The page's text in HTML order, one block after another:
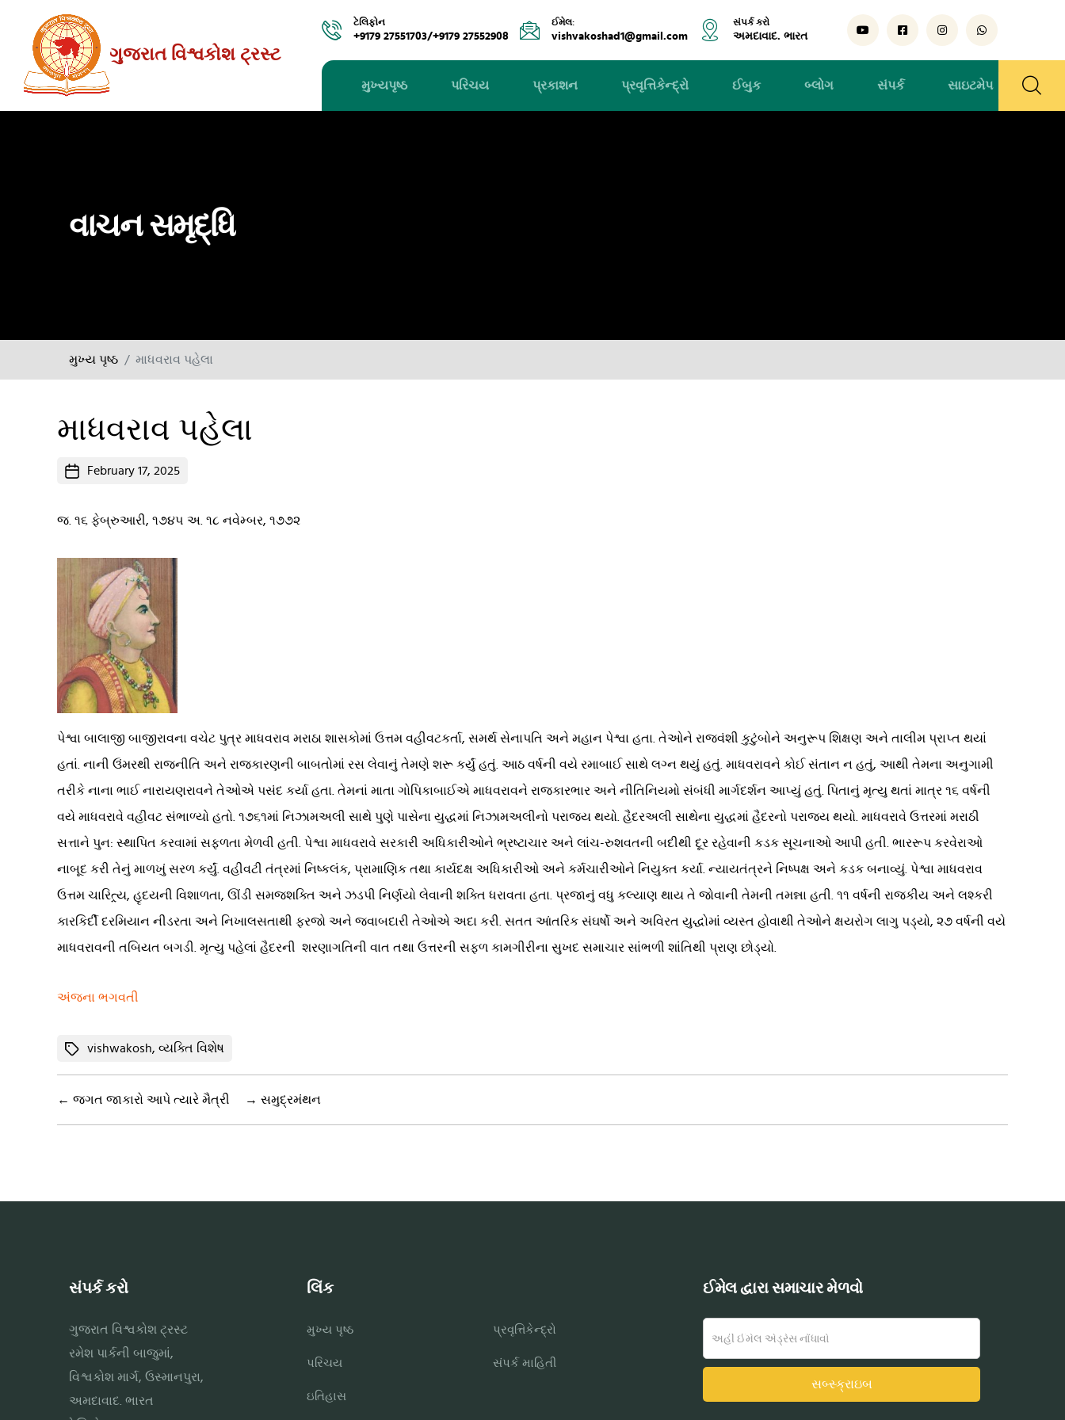
content
ગુજરાત વિશ્વકોશ ટ્રસ્ટ
ટેલિફોન
+9179 27551703/+9179 27552908
ઈમેલ:
vishvakoshad1@gmail.com
સંપર્ક કરો
અમદાવાદ. ભારત
મુખ્યપૃષ્ઠ પરિચય પ્રકાશન પ્રવૃત્તિકેન્દ્રો ઈબુક બ્લોગ સંપર્ક સાઇટમેપ
વાચન સમૃદ્ધિ
મુખ્ય પૃષ્ઠ માધવરાવ પહેલા
માધવરાવ પહેલા
PostFebruary 17, 2025
જ. ૧૬ ફેબ્રુઆરી, ૧૭૪૫ અ. ૧૮ નવેમ્બર, ૧૭૭૨
પેશ્વા બાલાજી બાજીરાવના વચેટ પુત્ર માધવરાવ મરાઠા શાસકોમાં ઉત્તમ વહીવટકર્તા, સમર્થ સેનાપતિ અને મહાન પેશ્વા હતા. તેઓને રાજવંશી કુટુંબોને અનુરૂપ શિક્ષણ અને તાલીમ પ્રાપ્ત થયાં
હતાં. નાની ઉંમરથી રાજનીતિ અને રાજકારણની બાબતોમાં રસ લેવાનું તેમણે શરૂ કર્યું હતું. આઠ વર્ષની વયે રમાબાઈ સાથે લગ્ન થયું હતું. માધવરાવને કોઈ સંતાન ન હતું, આથી તેમના અનુગામી
તરીકે નાના ભાઈ નારાયણરાવને તેઓએ પસંદ કર્યા હતા. તેમનાં માતા ગોપિકાબાઈએ માધવરાવને રાજકારભાર અને નીતિનિયમો સંબંધી માર્ગદર્શન આપ્યું હતું. પિતાનું મૃત્યુ થતાં માત્ર ૧૬ વર્ષની
વયે માધવરાવે વહીવટ સંભાળ્યો હતો. ૧૭૬૧માં નિઝામઅલી સાથે પુણે પાસેના યુદ્ધમાં નિઝામઅલીનો પરાજય થયો. હૈદરઅલી સાથેના યુદ્ધમાં હૈદરનો પરાજય થયો. માધવરાવે ઉત્તરમાં મરાઠી
સત્તાને પુન: સ્થાપિત કરવામાં સફળતા મેળવી હતી. પેશ્વા માધવરાવે સરકારી અધિકારીઓને ભ્રષ્ટાચાર અને લાંચ-રુશવતની બદીથી દૂર રહેવાની કડક સૂચનાઓ આપી હતી. ભારરૂપ કરવેરાઓ
નાબૂદ કરી તેનું માળખું સરળ કર્યું. વહીવટી તંત્રમાં નિષ્કલંક, પ્રામાણિક તથા કાર્યદક્ષ અધિકારીઓ અને કર્મચારીઓને નિયુક્ત કર્યા. ન્યાયતંત્રને નિષ્પક્ષ અને કડક બનાવ્યું. પેશ્વા માધવરાવ
ઉત્તમ ચારિત્ર્ય, હૃદયની વિશાળતા, ઊંડી સમજશક્તિ અને ઝડપી નિર્ણયો લેવાની શક્તિ ધરાવતા હતા. પ્રજાનું વધુ કલ્યાણ થાય તે જોવાની તેમની તમન્ના હતી. ૧૧ વર્ષની રાજકીય અને લશ્કરી
કારકિર્દી દરમિયાન નીડરતા અને નિખાલસતાથી ફરજો અને જવાબદારી તેઓએ અદા કરી. સતત આંતરિક સંઘર્ષો અને અવિરત યુદ્ધોમાં વ્યસ્ત હોવાથી તેઓને ક્ષયરોગ લાગુ પડ્યો, ૨૭ વર્ષની વયે
માધવરાવની તબિયત બગડી. મૃત્યુ પહેલાં હૈદરની શરણાગતિની વાત તથા ઉત્તરની સફળ કામગીરીના સુખદ સમાચાર સાંભળી શાંતિથી પ્રાણ છોડ્યો.
અંજના ભગવતી
Tagsvishwakosh, વ્યક્તિ વિશેષ
← જગત જાકારો આપે ત્યારે મૈત્રી → સમુદ્રમંથન
સંપર્ક કરો
ગુજરાત વિશ્વકોશ ટ્રસ્ટ
રમેશ પાર્કની બાજુમાં,
વિશ્વકોશ માર્ગ, ઉસ્માનપુરા,
અમદાવાદ. ભારત
લિંક
મુખ્ય પૃષ્ઠ
પરિચય
ઇતિહાસ
પ્રવૃત્તિકેન્દ્રો
સંપર્ક માહિતી
ઈમેલ દ્વારા સમાચાર મેળવો